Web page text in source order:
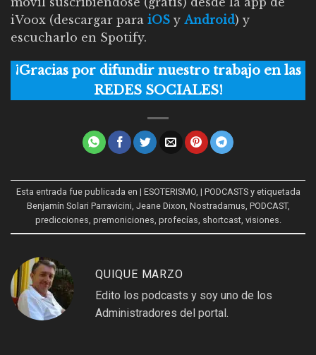
iVoox (descargar para iOS y Android) y
escucharlo en Spotify.
¡Gracias por difundir nuestro trabajo en las
REDES SOCIALES!
Esta entrada fue publicada en | ESOTERISMO, | PODCASTSy etiquetada
Benjamín Solari Parravicini, Jeane Dixon, Nostradamus, PODCAST,
predicciones, premoniciones, profecías, shortcast, visiones.
QUIQUE MARZO
Edito los podcasts y soy uno de los
Administradores del portal.